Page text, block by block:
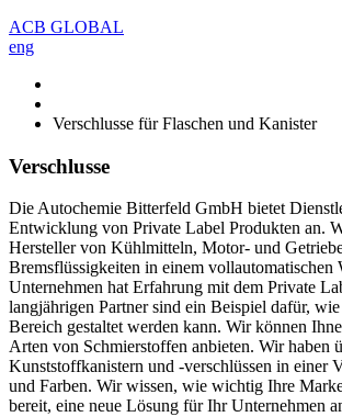
ACB GLOBAL
eng
Verschlusse für Flaschen und Kanister
Verschlusse
Die Autochemie Bitterfeld GmbH bietet
Entwicklung von Private Label Produkten an.
Hersteller von Kühlmitteln, Motor- und
Bremsflüssigkeiten in einem vollautomatischen
Unternehmen hat Erfahrung mit dem Private
langjährigen Partner sind ein Beispiel dafür,
Bereich gestaltet werden kann. Wir können
Arten von Schmierstoffen anbieten. Wir haben
Kunststoffkanistern und -verschlüssen in einer
und Farben. Wir wissen, wie wichtig Ihre
bereit, eine neue Lösung für Ihr Unternehmen